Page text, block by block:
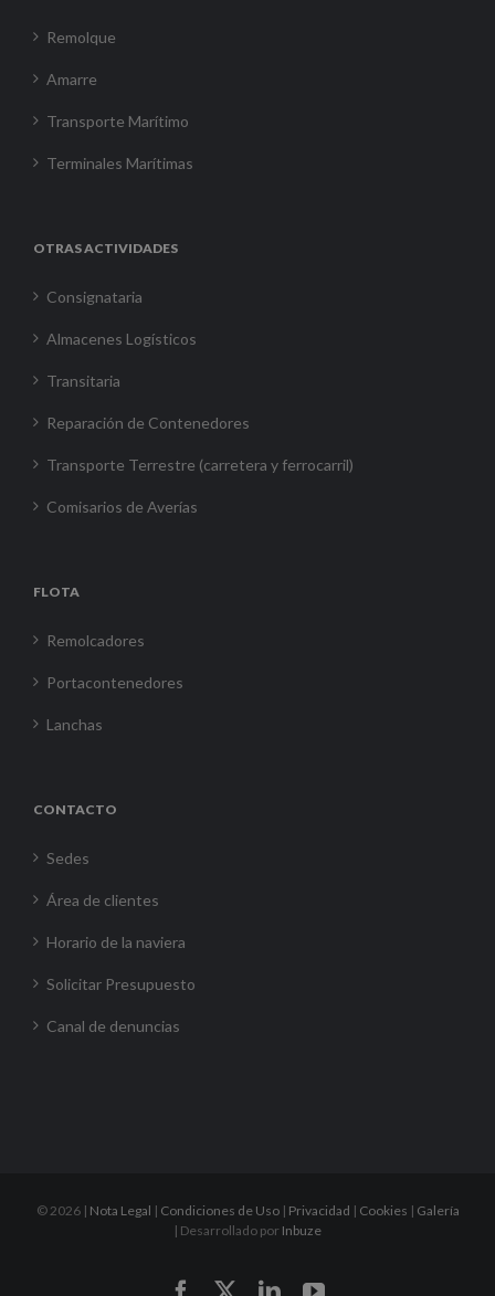
Remolque
Amarre
Transporte Marítimo
Terminales Marítimas
OTRAS ACTIVIDADES
Consignataria
Almacenes Logísticos
Transitaria
Reparación de Contenedores
Transporte Terrestre (carretera y ferrocarril)
Comisarios de Averías
FLOTA
Remolcadores
Portacontenedores
Lanchas
CONTACTO
Sedes
Área de clientes
Horario de la naviera
Solicitar Presupuesto
Canal de denuncias
©2026 | Nota Legal | Condiciones de Uso| Privacidad | Cookies | Galería
| Desarrollado por Inbuze
FacebookLinkedInYouTube